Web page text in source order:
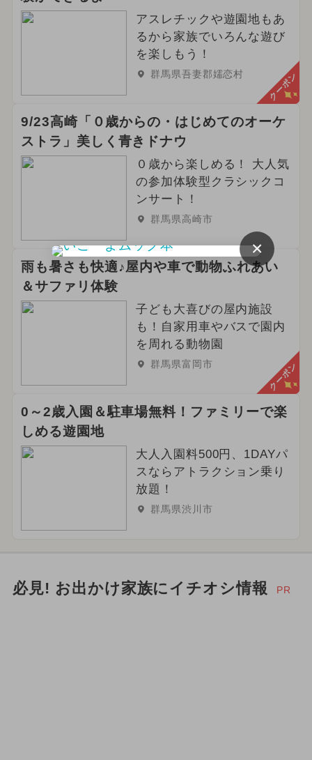
アスレチックや遊園地もあ
るから家族でいろんな遊び
を楽しもう！
群馬県吾妻郡嬬恋村 クーポン
9/23高崎「０歳からの・はじめてのオーケ
ストラ」美しく青きドナウ
０歳から楽しめる！ 大人気
の参加体験型クラシックコ
ンサート！
群馬県高崎市
雨も暑さも快適♪屋内や車で動物ふれあい
＆サファリ体験
子ども大喜びの屋内施設
も！自家用車やバスで園内
を周れる動物園
群馬県富岡市 クーポン
0～2歳入園＆駐車場無料！ファミリーで楽
しめる遊園地
大人入園料500円、1DAYパ
スならアトラクション乗り
放題！
群馬県渋川市
必見! お出かけ家族にイチオシ情報 PR
×